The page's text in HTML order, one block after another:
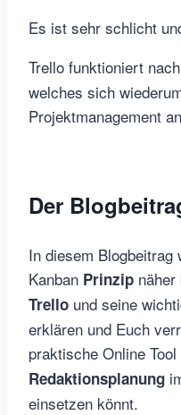
Es ist sehr schlicht
Trello funktioniert
welches sich
Projektmanagement
Der
In diesem Blogbeitrag
Kanban Prinzip näher
Trello und seine
erklären und Euch
praktische Online
Redaktionsplanung
einsetzen könnt.